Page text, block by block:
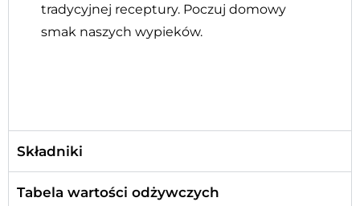
tradycyjnej receptury. Poczuj domowy
smak naszych wypieków.
Składniki
Tabela wartości odżywczych